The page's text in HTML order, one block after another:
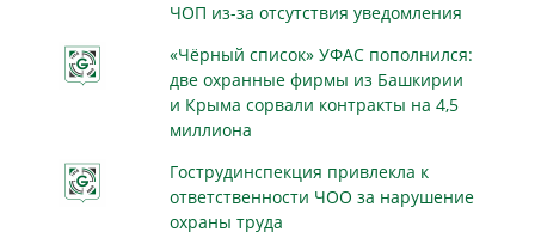
ЧОП из-за отсутствия уведомления
«Чёрный список» УФАС пополнился:
две охранные фирмы из Башкирии
и Крыма сорвали контракты на 4,5
миллиона
Гострудинспекция привлекла к
ответственности ЧОО за нарушение
охраны труда